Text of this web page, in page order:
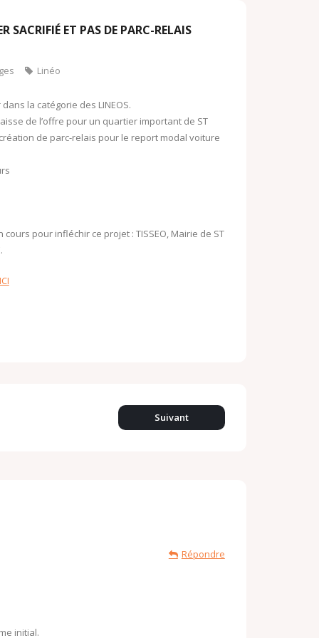
SACRIFIÉ ET PAS DE PARC-RELAIS
Linéo
la catégorie des LINEOS.
de l’offre pour un quartier important de ST
de parc-relais pour le report modal voiture
pour infléchir ce projet : TISSEO, Mairie de ST
ICI
Suivant
Répondre
initial.